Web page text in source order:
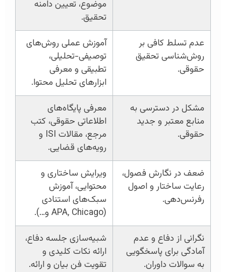
موضوع، تعیین دامنه
تحقیق.
عدم تسلط کافی بر
روش‌شناسی تحقیق
حقوقی.
آموزش عملی روش‌های
توصیفی-تحلیلی،
تطبیقی و معرفی
ابزارهای تحلیل محتوا.
مشکل در دسترسی به
منابع معتبر و جدید
حقوقی.
معرفی پایگاه‌های
اطلاعاتی حقوقی، کتب
مرجع، مقالات ISI و
رویه‌های قضایی.
ضعف در نگارش فصول،
رعایت ساختار و اصول
رفرنس‌دهی.
ویرایش ساختاری و
محتوایی، آموزش
سبک‌های استنادی
(APA, Chicago و…).
نگرانی از دفاع و عدم
آمادگی برای پاسخگویی
به سوالات داوران.
شبیه‌سازی جلسه دفاع،
ارائه نکات کلیدی و
تقویت فن بیان و ارائه.